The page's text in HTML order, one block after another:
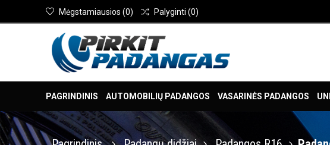
Mėgstamiausios (0) Palyginti (0)
PAGRINDINIS AUTOMOBILIŲ PADANGOS VASARINĖS PADANGOS